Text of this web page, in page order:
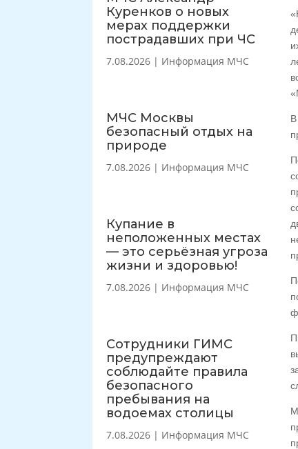
Куренков о новых
мерах поддержки
пострадавших при ЧС
7.08.2026 | Информация МЧС
МЧС Москвы
безопасный отдых на
природе
7.08.2026 | Информация МЧС
Купание в
неположенных местах
— это серьёзная угроза
жизни и здоровью!
7.08.2026 | Информация МЧС
Сотрудники ГИМС
предупреждают
соблюдайте правила
безопасного
пребывания на
водоемах столицы
7.08.2026 | Информация МЧС